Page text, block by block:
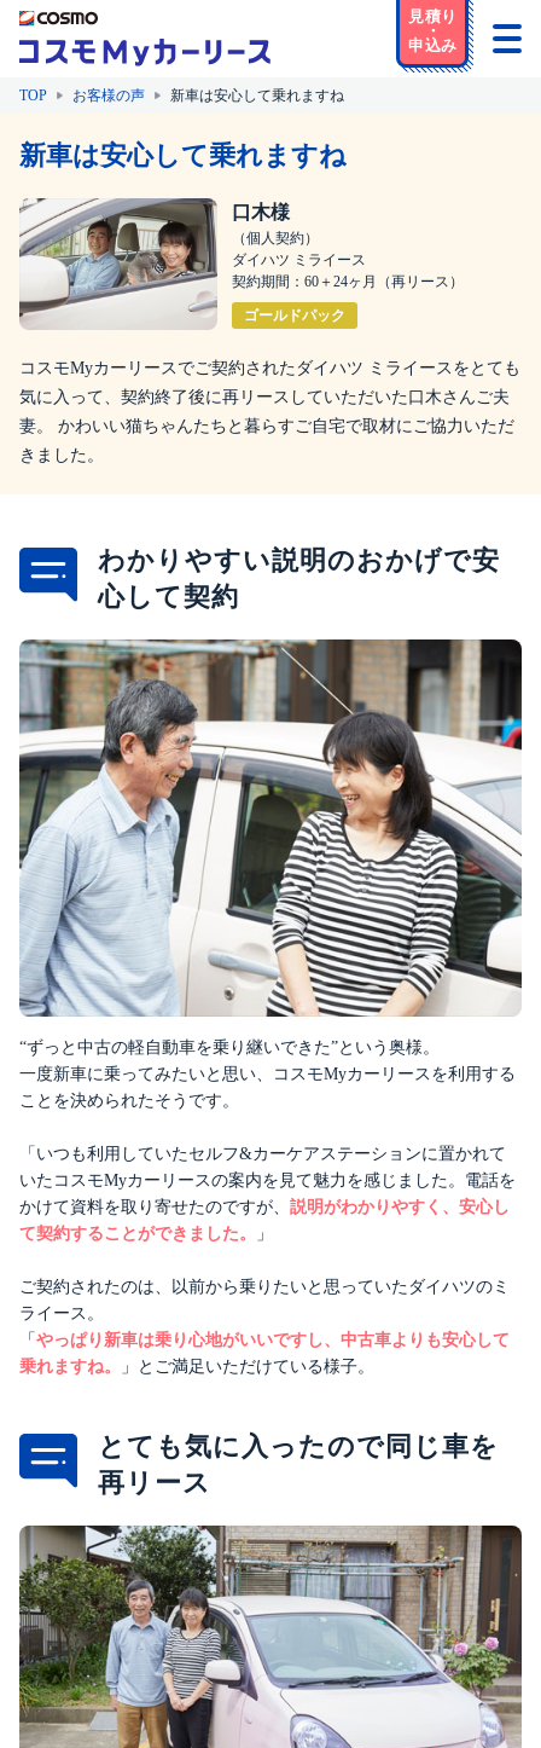
TOP お客様の声 新車は安心して乗れますね
新車は安心して乗れますね
口木様
（個人契約）
ダイハツ ミライース
契約期間：60＋24ヶ月（再リース）
ゴールドパック
コスモMyカーリースでご契約されたダイハツ ミライースをとても
気に入って、契約終了後に再リースしていただいた口木さんご夫
妻。 かわいい猫ちゃんたちと暮らすご自宅で取材にご協力いただ
きました。
わかりやすい説明のおかげで安
心して契約
“ずっと中古の軽自動車を乗り継いできた”という奥様。
一度新車に乗ってみたいと思い、コスモMyカーリースを利用する
ことを決められたそうです。
「いつも利用していたセルフ&カーケアステーションに置かれて
いたコスモMyカーリースの案内を見て魅力を感じました。電話を
かけて資料を取り寄せたのですが、 説明がわかりやすく、安心し
て契約することができました。
」
ご契約されたのは、以前から乗りたいと思っていたダイハツのミ
ライース。
「 やっぱり新車は乗り心地がいいですし、中古車よりも安心して
乗れますね。
」 とご満足いただけている様子。
とても気に入ったので同じ車を
再リース